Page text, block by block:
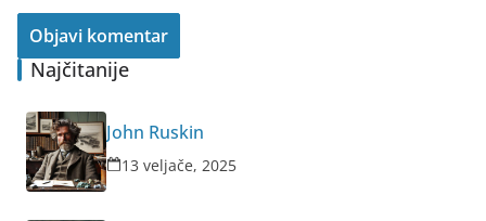
Najčitanije
John Ruskin
13 veljače, 2025